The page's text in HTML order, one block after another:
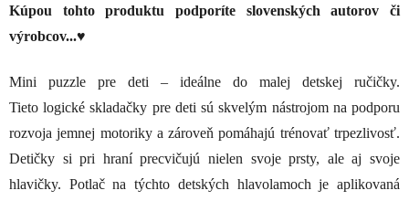
Kúpou tohto produktu podporíte slovenských autorov či
výrobcov...♥
Mini puzzle pre deti – ideálne do malej detskej ručičky.
Tieto logické skladačky pre deti sú skvelým nástrojom na podporu
rozvoja jemnej motoriky a zároveň pomáhajú trénovať trpezlivosť.
Detičky si pri hraní precvičujú nielen svoje prsty, ale aj svoje
hlavičky. Potlač na týchto detských hlavolamoch je aplikovaná